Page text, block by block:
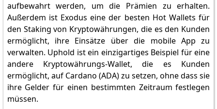
aufbewahrt werden, um die Prämien zu erhalten.
Außerdem ist Exodus eine der besten Hot Wallets für
den Staking von Kryptowährungen, die es den Kunden
ermöglicht, ihre Einsätze über die mobile App zu
verwalten. Uphold ist ein einzigartiges Beispiel für eine
andere Kryptowährungs-Wallet, die es Kunden
ermöglicht, auf Cardano (ADA) zu setzen, ohne dass sie
ihre Gelder für einen bestimmten Zeitraum festlegen
müssen.